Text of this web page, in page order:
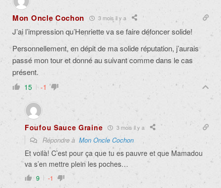
Mon Oncle Cochon 3 mois il y a
J’ai l’impression qu’Henriette va se faire défoncer solide!
Personnellement, en dépit de ma solide réputation, j’aurais
passé mon tour et donné au suivant comme dans le cas
présent.
15 -1
Foufou Sauce Graine 3 mois il y a
Répondre à Mon Oncle Cochon
Et voilà! C’est pour ça que tu es pauvre et que Mamadou
va s’en mettre plein les poches…
9 -1